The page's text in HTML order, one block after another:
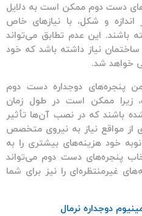
دست دوم ممکن است به دلایل
و شکل، با نیازهای خاص
باشند. این عدم تطابق می‌تواند
نیاز داشته باشد که خود
خواهد شد.
پنجره‌های دوجداره دست دوم
زیرا ممکن است در طول زمان
باشند که در نصب آن‌ها تأثیر
از مواقع نیاز به نیروی متخصص
خود هزینه‌های بیشتری را به
پنجره‌های دست دوم می‌تواند
غیرمنتظره‌ای را نیز برای شما
دوجداره نرمال